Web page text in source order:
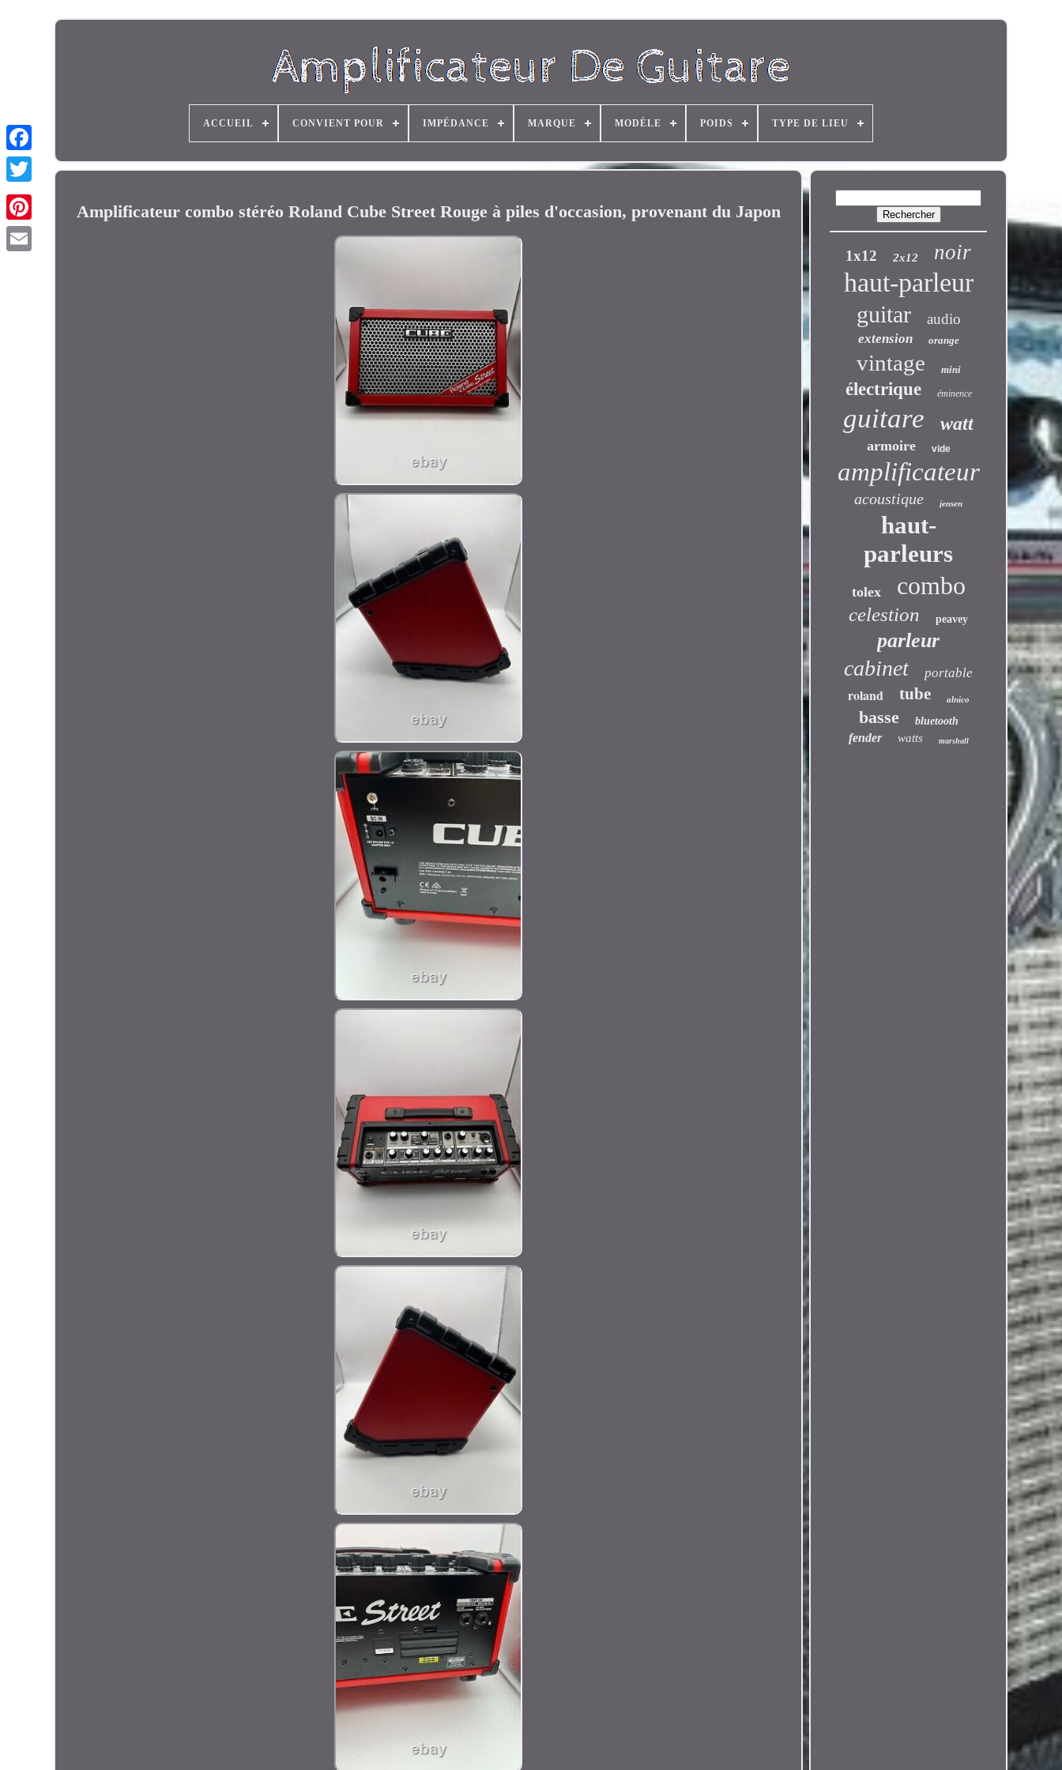
ACCUEIL CONVIENT POUR IMPÉDANCE MARQUE MODÈLE POIDS TYPE DE LIEU
Amplificateur combo stéréo Roland Cube Street Rouge à piles d'occasion, provenant du Japon
1x12 2x12 noir
haut-parleur
guitar audio
extension orange
vintage mini
électrique éminence
guitare watt
armoire vide
amplificateur
acoustique jensen
haut-
parleurs
tolex combo
celestion peavey
parleur
cabinet portable
roland tube alnico
basse bluetooth
fender watts marshall